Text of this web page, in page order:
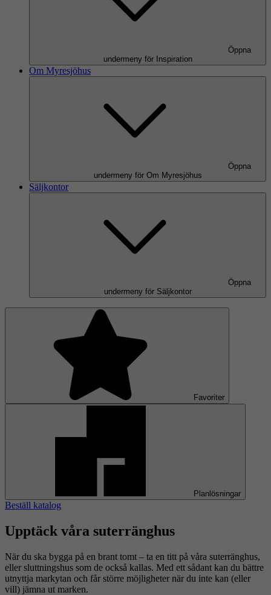
Öppna
undermeny för Inspiration
Om Myresjöhus
Öppna
undermeny för Om Myresjöhus
Säljkontor
Öppna
undermeny för Säljkontor
Favoriter
Planlösningar
Beställ katalog
Upptäck våra suterränghus
När du ska bygga på en brant tomt – ta en titt på våra suterränghus,
eller sluttningshus som de också kallas. Med ett sådant kan du bättre
utnyttja markytan och får större möjligheter när du inte kan (eller
vill) jämna ut marken.